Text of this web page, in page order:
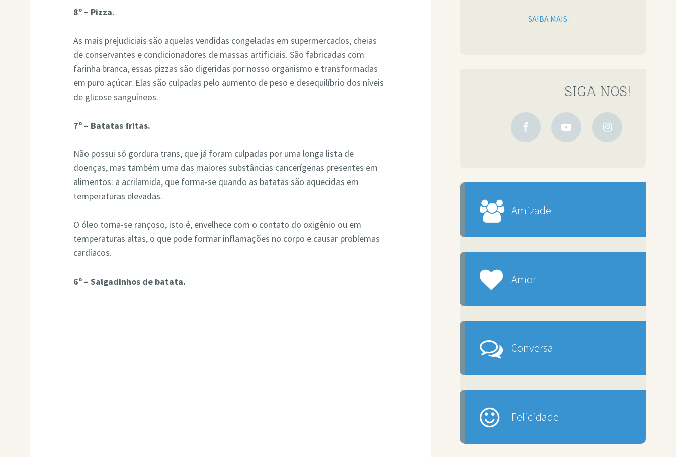
8º – Pizza.
As mais prejudiciais são aquelas vendidas congeladas em supermercados, cheias
de conservantes e condicionadores de massas artificiais. São fabricadas com
farinha branca, essas pizzas são digeridas por nosso organismo e transformadas
em puro açúcar. Elas são culpadas pelo aumento de peso e desequilíbrio dos níveis
de glicose sanguíneos.
7º – Batatas fritas.
Não possui só gordura trans, que já foram culpadas por uma longa lista de
doenças, mas também uma das maiores substâncias cancerígenas presentes em
alimentos: a acrilamida, que forma-se quando as batatas são aquecidas em
temperaturas elevadas.
O óleo torna-se rançoso, isto é, envelhece com o contato do oxigênio ou em
temperaturas altas, o que pode formar inflamações no corpo e causar problemas
cardíacos.
6º – Salgadinhos de batata.
SAIBA MAIS
SIGA NOS!
Amizade
Amor
Conversa
Felicidade